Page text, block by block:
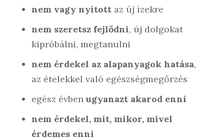
nem vagy nyitott az új ízekre
nem szeretsz fejlődni, új dolgokat
kipróbálni, megtanulni
nem érdekel az alapanyagok hatása,
az ételekkel való egészségmegőrzés
egész évbenugyanazt akarod enni
nem érdekel, mit, mikor, mivel
érdemes enni